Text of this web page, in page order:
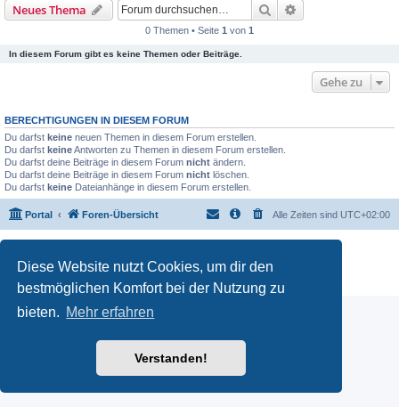
Diese Website nutzt Cookies, um dir den
bestmöglichen Komfort bei der Nutzung zu
bieten. Mehr erfahren
Verstanden!
Neues Thema Suche
0 Themen • Seite 1 von 1
In diesem Forum gibt es keine Themen oder Beiträge.
Gehe zu
BERECHTIGUNGEN IN DIESEM FORUM
Du darfst keine neuen Themen in diesem Forum erstellen.
Du darfst keineAntworten zu Themen in diesem Forum erstellen.
Du darfst deine Beiträge in diesem Forum nicht ändern.
Du darfst deine Beiträge in diesem Forum nicht löschen.
Du darfst keine Dateianhänge in diesem Forum erstellen.
Portal Foren-Übersicht Alle Zeiten sind UTC+02:00
Deutsche Übersetzung durchphpBB.de